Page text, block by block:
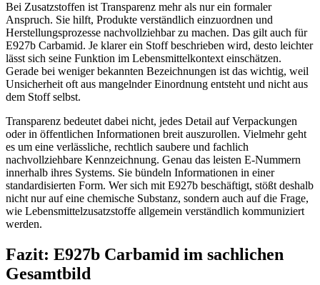
Bei Zusatzstoffen ist Transparenz mehr als nur ein formaler
Anspruch. Sie hilft, Produkte verständlich einzuordnen und
Herstellungsprozesse nachvollziehbar zu machen. Das gilt auch für
E927b Carbamid. Je klarer ein Stoff beschrieben wird, desto leichter
lässt sich seine Funktion im Lebensmittelkontext einschätzen.
Gerade bei weniger bekannten Bezeichnungen ist das wichtig, weil
Unsicherheit oft aus mangelnder Einordnung entsteht und nicht aus
dem Stoff selbst.
Transparenz bedeutet dabei nicht, jedes Detail auf Verpackungen
oder in öffentlichen Informationen breit auszurollen. Vielmehr geht
es um eine verlässliche, rechtlich saubere und fachlich
nachvollziehbare Kennzeichnung. Genau das leisten E-Nummern
innerhalb ihres Systems. Sie bündeln Informationen in einer
standardisierten Form. Wer sich mit E927b beschäftigt, stößt deshalb
nicht nur auf eine chemische Substanz, sondern auch auf die Frage,
wie Lebensmittelzusatzstoffe allgemein verständlich kommuniziert
werden.
Fazit: E927b Carbamid im sachlichen
Gesamtbild